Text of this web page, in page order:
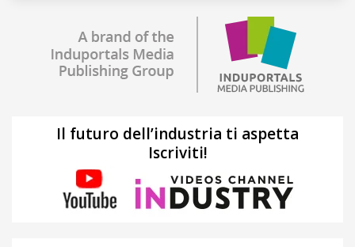
Il futuro dell’industria ti aspetta
Iscriviti!